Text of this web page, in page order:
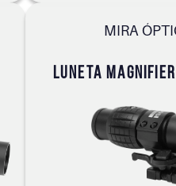
MIRA
LUNETA